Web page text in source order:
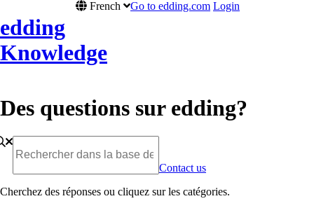
edding
Knowledge
French Go to edding.com Login
Des questions sur edding?
Contact us
Cherchez des réponses ou cliquez sur les catégories.